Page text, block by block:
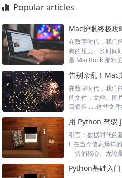
Popular articles
在数字时代，我们
有的压力。长时间
是 MacBook 那精
在数字时代，我们
的文件：文档、图
目资料……这些文
引言：数据时代的
L 在当今信息爆炸
一切的核心。无论